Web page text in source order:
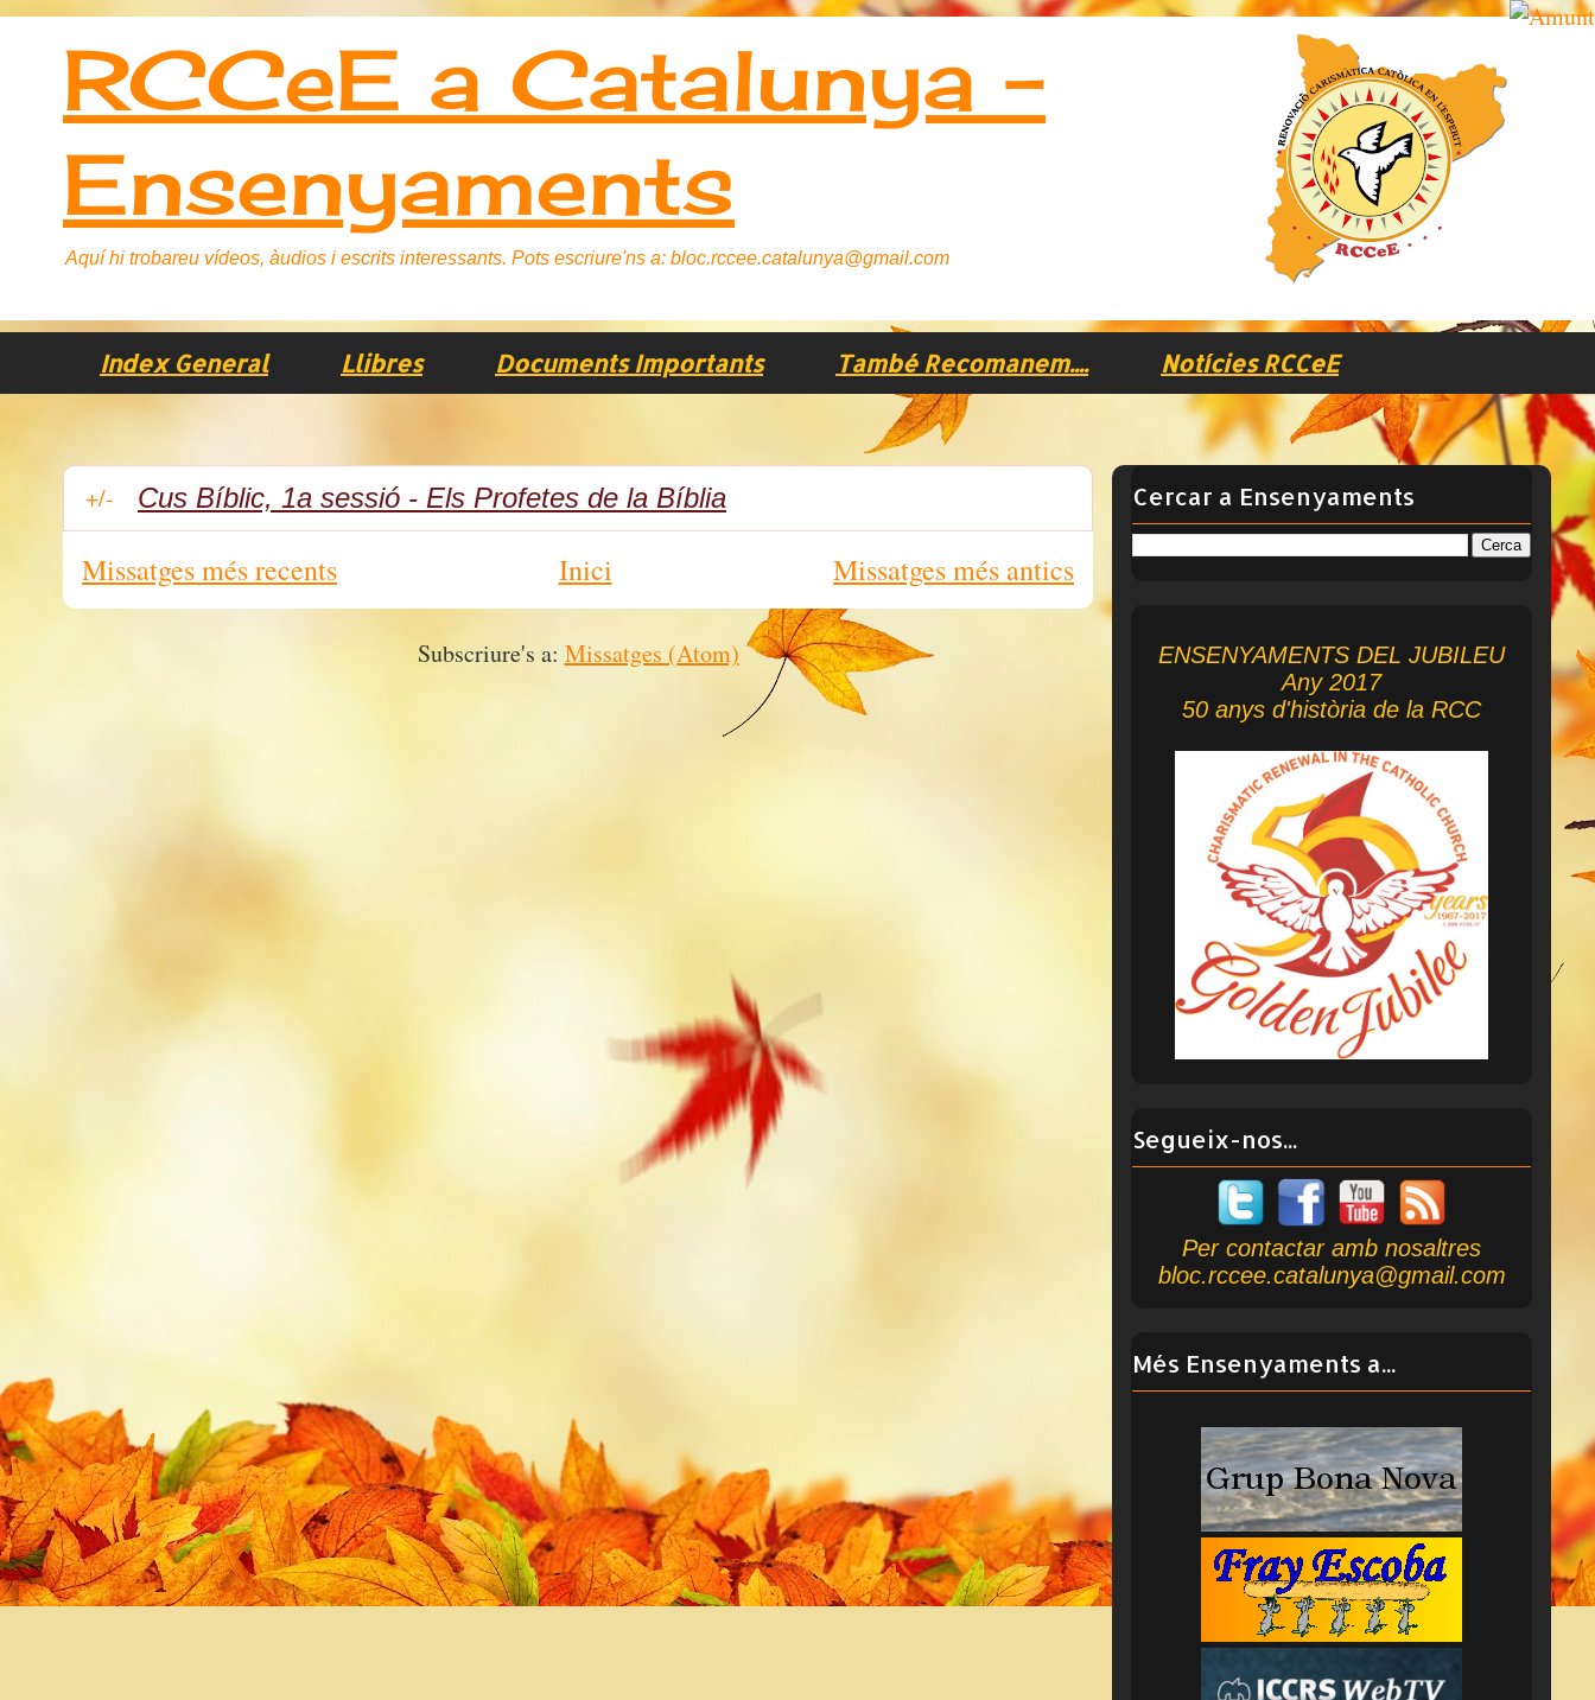
RCCeE a Catalunya -
Ensenyaments
Aquí hi trobareu vídeos, àudios i escrits interessants. Pots escriure'ns a: bloc.rccee.catalunya@gmail.com
Index General Llibres Documents Importants També Recomanem.... Notícies RCCeE
+/- Cus Bíblic, 1a sessió - Els Profetes de la Bíblia
Missatges més recents Missatges més antics
Inici
Subscriure's a: Missatges (Atom)
Cercar a Ensenyaments
ENSENYAMENTS DEL JUBILEU
Any 2017
50 anys d'història de la RCC
Segueix-nos...
Per contactar amb nosaltres
bloc.rccee.catalunya@gmail.com
Més Ensenyaments a...